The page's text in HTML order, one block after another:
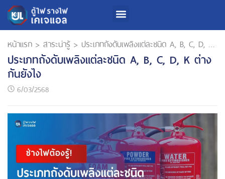
หน้าแรก > สาระน่ารู้ > ประเภทถังดับเพลิงแต่ละชนิด A, B, C, D, K ต่างกันยังไง
ประเภทถังดับเพลิงแต่ละชนิด A, B, C, D, K ต่าง
กันยังไง
6/03/2568